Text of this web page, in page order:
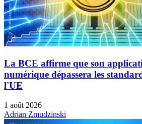
La BCE affirme que son
numérique dépassera les
l'UE
1 août 2026
Adrian Zmudzinski